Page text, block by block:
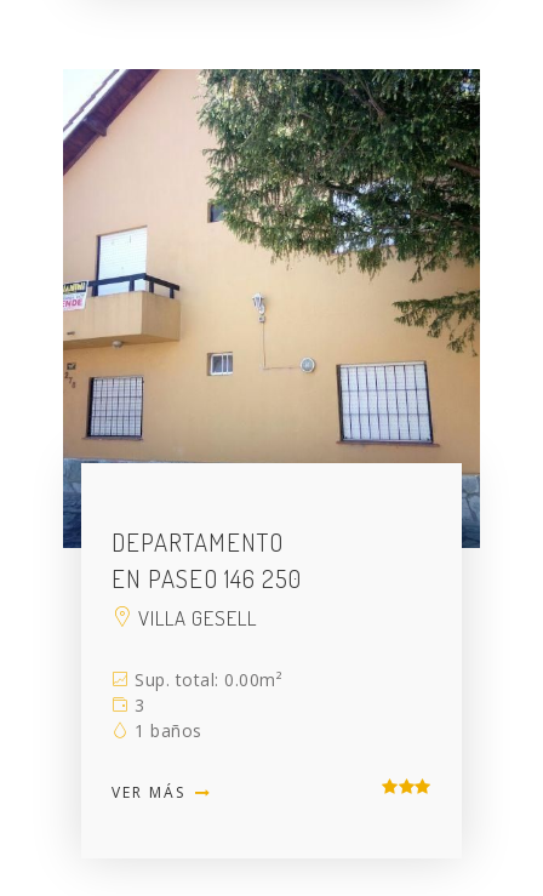
DEPARTAMENTO
EN PASEO 146 250
VILLA GESELL
Sup. total: 0.00m²
3
1 baños
VER MÁS